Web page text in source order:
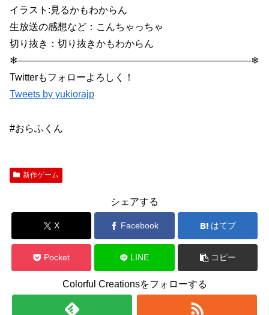
イラスト:見るかもわからん
生放送の感想など：こんちゃっちゃ
切り抜き：切り抜きかもわからん
❄————————————————————————-❄
Twitterもフォローよろしく！
Tweets by yukiorajp
#おらふくん
新作ゲーム
シェアする
X Facebook はてブ
Pocket LINE コピー
Colorful Creationsをフォローする